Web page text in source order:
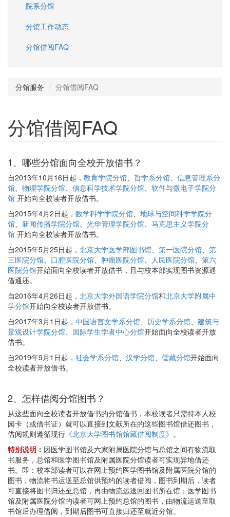
院系分馆
分馆工作动态
分馆借阅FAQ
分馆服务 分馆借阅FAQ
分馆借阅FAQ
1、哪些分馆面向全校开放借书？
自2013年10月16日起， 教育学院分馆、 哲学系分馆、 信息管理系分
馆、 物理学院分馆、 信息科学技术学院分馆、 软件与微电子学院分
馆 开始向全校读者开放借书。
自2015年4月2日起， 数学科学学院分馆、 地球与空间科学学院分
馆、 新闻传播学院分馆、 光华管理学院分馆、 马克思主义学院分
馆 开始向全校读者开放借书。
自2015年5月25日起， 北京大学医学部图书馆、 第一医院分馆、 第
三医院分馆、 口腔医院分馆、 肿瘤医院分馆、 人民医院分馆、 第六
医院分馆开始面向全校读者开放借书，且与校本部实现图书资源通
借通还。
自2016年4月26日起， 北京大学外国语学院分馆和北京大学附属中
学分馆开始向全校读者开放借书。
自2017年3月1日起， 中国语言文学系分馆、 历史学系分馆、 建筑与
景观设计学院分馆、 国际学生学者中心分馆开始面向全校读者开放
借书。
自2019年9月1日起， 社会学系分馆、 汉学分馆、 儒藏分馆开始面向
全校读者开放借书。
2、怎样借阅分馆图书？
从这些面向全校读者开放借书的分馆借书，本校读者只需持本人校
园卡（或借书证）就可以直接到文献所在的这些图书馆借还图书，
借阅规则遵循现行 《北京大学图书馆馆藏借阅制度》 。
特别说明 ： 因医学图书馆及六家附属医院分馆与总馆之间有物流取
书服务，总馆和医学图书馆及附属医院分馆读者可实现异地借还
书。即：校本部读者可以在网上预约医学图书馆及附属医院分馆的
图书，物流将书运送至总馆供预约的读者借阅，图书到期后，读者
可直接将图书归还至总馆，再由物流运送回图书所在馆；医学图书
馆及附属医院分馆的读者可网上预约总馆的图书，由物流运送至取
书馆后办理借阅，到期后图书可直接归还至就近分馆。